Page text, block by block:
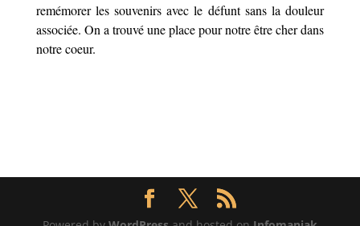
remémorer les souvenirs avec le défunt sans la douleur
associée. On a trouvé une place pour notre être cher dans
notre coeur.